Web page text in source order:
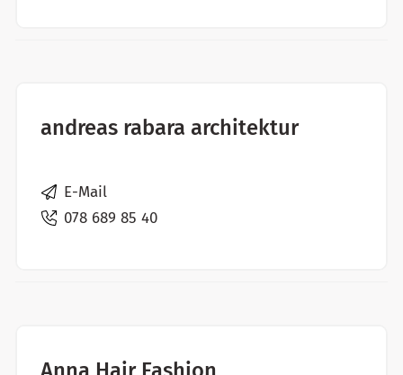
andreas rabara architektur
E-Mail
078 689 85 40